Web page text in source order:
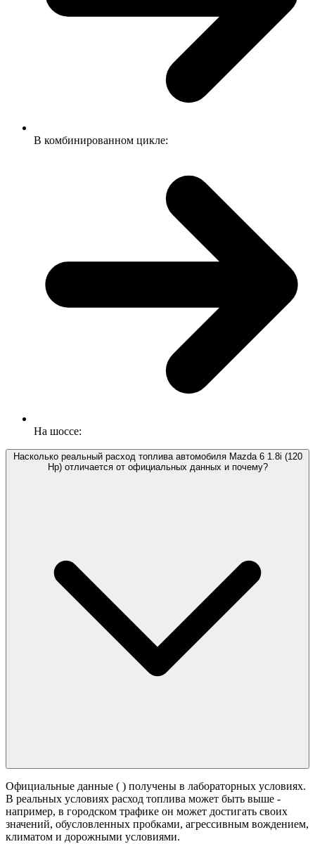
В комбинированном цикле:
На шоссе:
Насколько реальный расход топлива автомобиля Mazda 6 1.8i (120
Hp) отличается от официальных данных и почему?
Официальные данные ( ) получены в лабораторных условиях.
В реальных условиях расход топлива может быть выше -
например, в городском трафике он может достигать своих
значений, обусловленных пробками, агрессивным вождением,
климатом и дорожными условиями.